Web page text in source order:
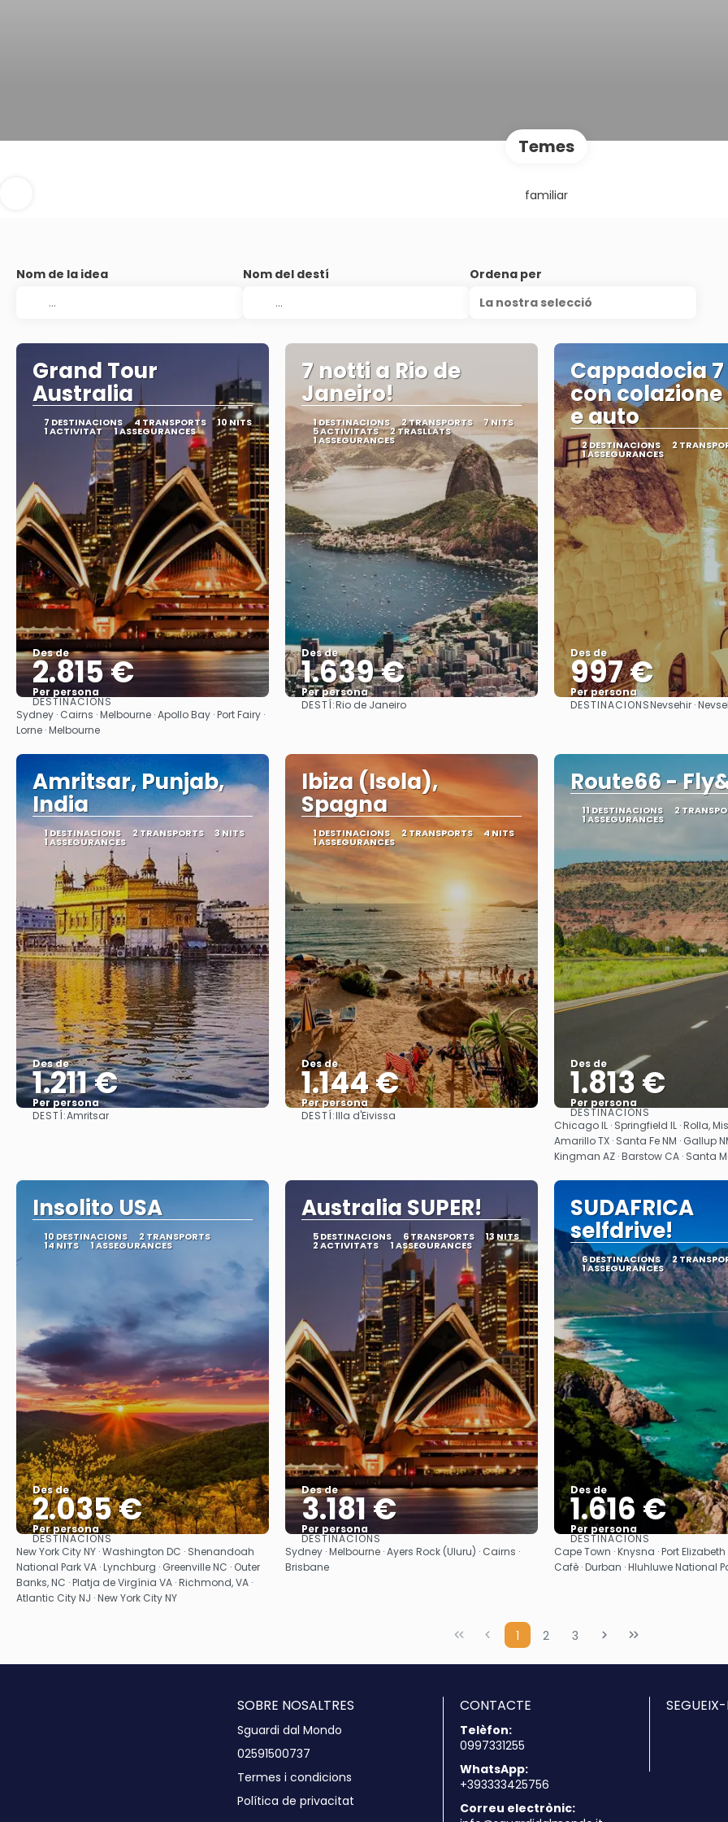
Temes
familiar
Nom de la idea Nom del destí
Ordena per
La nostra selecció
Grand Tour
Australia
7 DESTINACIONS 4 TRANSPORTS 10 NITS
1 ACTIVITAT 1 ASSEGURANCES
Des de
2.815 €
Per persona
Veure
DESTINACIONS
Sydney · Cairns · Melbourne · Apollo Bay · Port Fairy ·
Lorne · Melbourne
7 notti a Rio de
Janeiro!
1 DESTINACIONS 2 TRANSPORTS 7 NITS
5 ACTIVITATS 2 TRASLLATS
1 ASSEGURANCES
Des de
1.639 €
Per persona
Veure
DESTÍ:Rio de Janeiro
Cappadocia
con colazione
e auto
2 DESTINACIONS 2
1 ASSEGURANCES
Des de
997 €
Per persona
Veure
DESTINACIONSNevsehir ·
Amritsar, Punjab,
India
1 DESTINACIONS 2 TRANSPORTS 3 NITS
1 ASSEGURANCES
Des de
1.211 €
Per persona
DESTÍ:Amritsar
Ibiza (Isola),
Spagna
1 DESTINACIONS 2 TRANSPORTS 4 NITS
1 ASSEGURANCES
Des de
1.144 €
Per persona
DESTÍ:Illa d'Eivissa
Route66 -
11 DESTINACIONS 2
1 ASSEGURANCES
Des de
1.813 €
Per persona
Veure
DESTINACIONS
Chicago IL · Springfield IL · Rolla,
Amarillo TX · Santa Fe NM · Gallup
Kingman AZ · Barstow CA · Santa
Insolito USA
10 DESTINACIONS 2 TRANSPORTS
14 NITS 1 ASSEGURANCES
Des de
2.035 €
Per persona
Veure
DESTINACIONS
New York City NY · Washington DC · Shenandoah
National Park VA · Lynchburg · Greenville NC · Outer
Banks, NC · Platja de Virgínia VA · Richmond, VA ·
Atlantic City NJ · New York City NY
Australia SUPER!
5 DESTINACIONS 6 TRANSPORTS 13 NITS
2 ACTIVITATS 1 ASSEGURANCES
Des de
3.181 €
Per persona
Veure
DESTINACIONS
Sydney · Melbourne · Ayers Rock (Uluru) · Cairns ·
Brisbane
SUDAFRICA
selfdrive!
6 DESTINACIONS 2
1 ASSEGURANCES
Des de
1.616 €
Per persona
Veure
DESTINACIONS
Cape Town · Knysna · Port
Cafè · Durban · Hluhluwe National
1 2 3
SOBRE NOSALTRES
Sguardi dal Mondo
02591500737
Termes i condicions
Política de privacitat
CONTACTE
Telèfon:
0997331255
WhatsApp:
+393333425756
Correu electrònic: